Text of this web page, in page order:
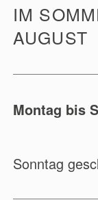
IM
AUGUST
Montag bis
Sonntag